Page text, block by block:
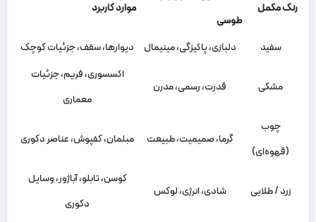
رنگ مکمل
طوسی
موارد کاربرد
سفید دلبازی، پاکیزگی، مینیمال دیوارها، سقف، جزئیات کوچک
مشکی قدرت، رسمی، مدرن
اکسسوری، فریم، جزئیات
معماری
چوب
(قهوه‌ای)
گرما، صمیمیت، طبیعت مبلمان، کفپوش، عناصر دکوری
زرد / طلایی شادی، انرژی، لوکس
کوسن، تابلو، آباژور، وسایل
دکوری